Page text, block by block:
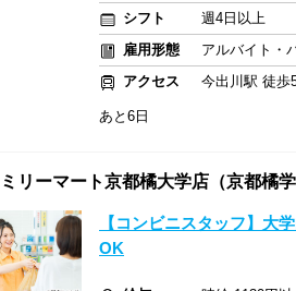
シフト
週4日以上
雇用形態
アルバイト・
アクセス
今出川駅 徒歩
あと6日
リーマート京都橘大学店（京都橘
【コンビニスタッフ】
OK